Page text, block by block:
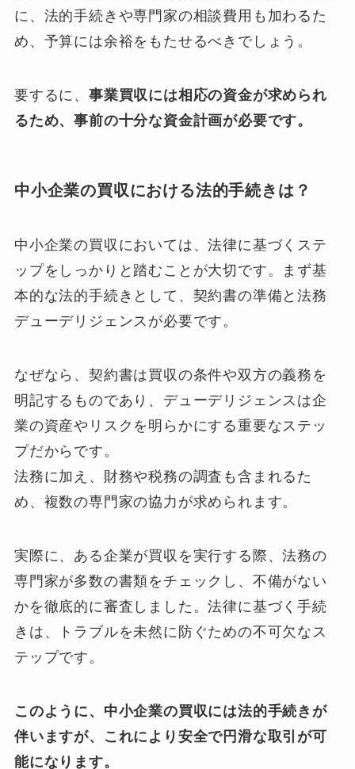
に、法的手続きや専門家の相談費用も加わるた
め、予算には余裕をもたせるべきでしょう。
要するに、 事業買収には相応の資金が求められ
るため、事前の十分な資金計画が必要です。
中小企業の買収における法的手続きは？
中小企業の買収においては、法律に基づくステ
ップをしっかりと踏むことが大切です。まず基
本的な法的手続きとして、契約書の準備と法務
デューデリジェンスが必要です。
なぜなら、契約書は買収の条件や双方の義務を
明記するものであり、デューデリジェンスは企
業の資産やリスクを明らかにする重要なステッ
プだからです。
法務に加え、財務や税務の調査も含まれるた
め、複数の専門家の協力が求められます。
実際に、ある企業が買収を実行する際、法務の
専門家が多数の書類をチェックし、不備がない
かを徹底的に審査しました。法律に基づく手続
きは、トラブルを未然に防ぐための不可欠なス
テップです。
このように、中小企業の買収には法的手続きが
伴いますが、これにより安全で円滑な取引が可
能になります。